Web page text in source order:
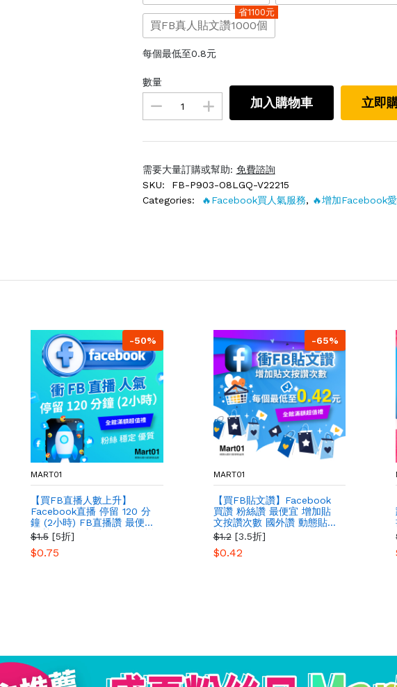
買FB真人貼文讚1000個
省1100元
每個最低至0.8元
數量
加入購物車 立即
需要大量訂購或幫助: 免費諮詢
SKU:
FB-P903-O8LGQ-V22215
Categories:
🔥Facebook買人氣服務, 🔥增加Facebook
-50%
MART01
【買FB直播人數上升】
Facebook直播 停留 120 分
鐘 (2小時) FB直播讚 最便宜
優質 衝單次直播影片人數 增
加FB直播人氣 粉絲停留長
$1.5 [5折]
$0.75
-65%
MART01
【買FB貼文讚】Facebook
買讚 粉絲讚 最便宜 增加貼
文按讚次數 國外讚 動態貼文
按讚
$1.2 [3.5折]
$0.42